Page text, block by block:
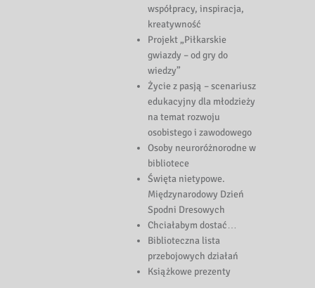
współpracy, inspiracja,
kreatywność
Projekt „Piłkarskie
gwiazdy – od gry do
wiedzy”
Życie z pasją – scenariusz
edukacyjny dla młodzieży
na temat rozwoju
osobistego i zawodowego
Osoby neuroróżnorodne w
bibliotece
Święta nietypowe.
Międzynarodowy Dzień
Spodni Dresowych
Chciałabym dostać…
Biblioteczna lista
przebojowych działań
Książkowe prezenty